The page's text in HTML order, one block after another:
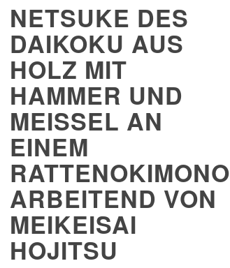
NETSUKE DES
DAIKOKU AUS
HOLZ MIT
HAMMER UND
MEISSEL AN E
INEM R
ATTENOKIMONO A
RBEITEND VON M
EIKEISAI H
OJITSU